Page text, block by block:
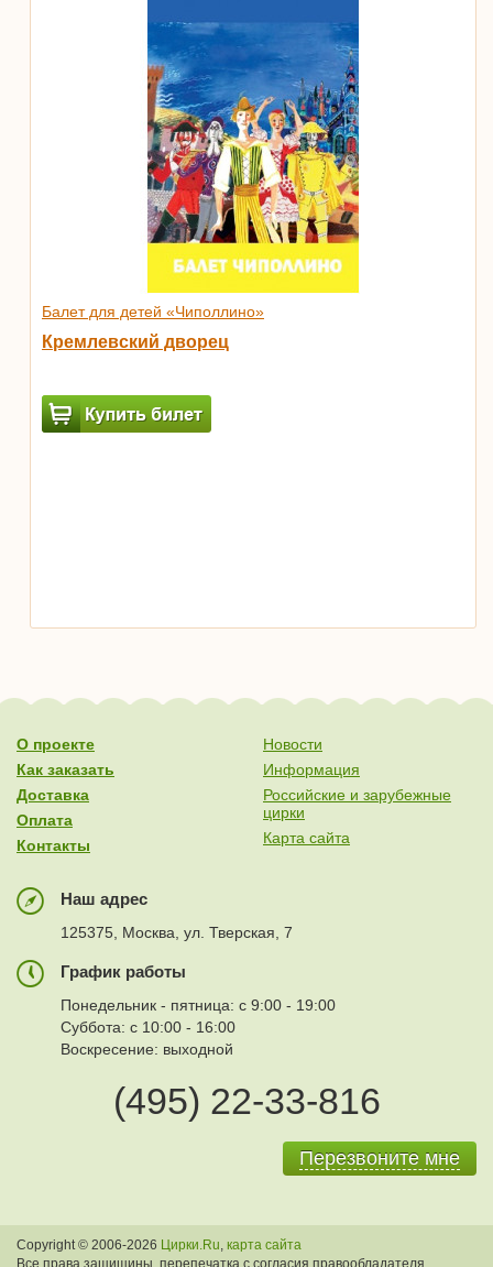
Балет для детей «Чиполлино»
Кремлевский дворец
О проекте
Как заказать
Доставка
Оплата
Контакты
Новости
Информация
Российские и зарубежные
цирки
Карта сайта
Наш адрес
125375, Москва, ул. Тверская, 7
График работы
Понедельник - пятница: с 9:00 - 19:00
Суббота: с 10:00 - 16:00
Воскресение: выходной
(495) 22-33-816
Перезвоните мне
Copyright © 2006-2026 Цирки.Ru, карта сайта
Все права защищины, перепечатка с согласия правообладателя.